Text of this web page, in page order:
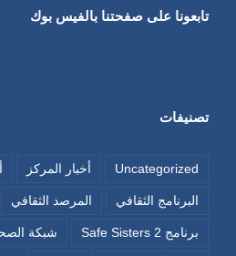
تابعونا على صفحتنا بالفيس بوك
تصنيفات
Uncategorized أخبار المركز
البرنامج الثقافي المرصد الثقافي
برنامج Safe Sisters 2 شبكة